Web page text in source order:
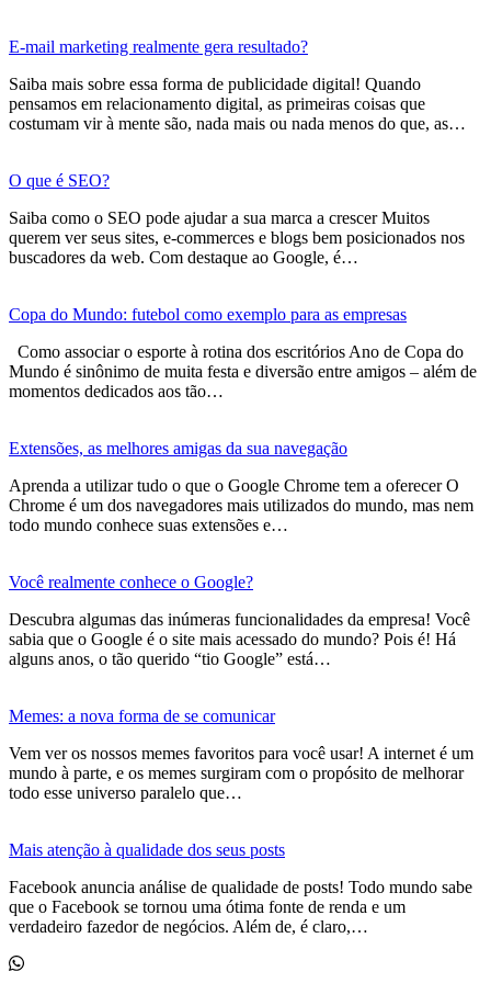
E-mail marketing realmente gera resultado?
Saiba mais sobre essa forma de publicidade digital! Quando
pensamos em relacionamento digital, as primeiras coisas que
costumam vir à mente são, nada mais ou nada menos do que, as…
O que é SEO?
Saiba como o SEO pode ajudar a sua marca a crescer Muitos
querem ver seus sites, e-commerces e blogs bem posicionados nos
buscadores da web. Com destaque ao Google, é…
Copa do Mundo: futebol como exemplo para as empresas
Como associar o esporte à rotina dos escritórios Ano de Copa do
Mundo é sinônimo de muita festa e diversão entre amigos – além de
momentos dedicados aos tão…
Extensões, as melhores amigas da sua navegação
Aprenda a utilizar tudo o que o Google Chrome tem a oferecer O
Chrome é um dos navegadores mais utilizados do mundo, mas nem
todo mundo conhece suas extensões e…
Você realmente conhece o Google?
Descubra algumas das inúmeras funcionalidades da empresa! Você
sabia que o Google é o site mais acessado do mundo? Pois é! Há
alguns anos, o tão querido “tio Google” está…
Memes: a nova forma de se comunicar
Vem ver os nossos memes favoritos para você usar! A internet é um
mundo à parte, e os memes surgiram com o propósito de melhorar
todo esse universo paralelo que…
Mais atenção à qualidade dos seus posts
Facebook anuncia análise de qualidade de posts! Todo mundo sabe
que o Facebook se tornou uma ótima fonte de renda e um
verdadeiro fazedor de negócios. Além de, é claro,…